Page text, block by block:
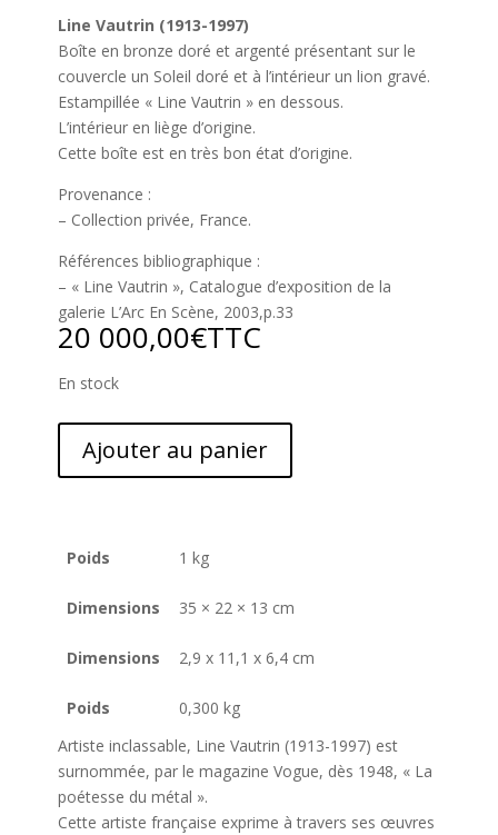
Line Vautrin (1913-1997)
Boîte en bronze doré et argenté présentant sur le
couvercle un Soleil doré et à l’intérieur un lion gravé.
Estampillée « Line Vautrin » en dessous.
L’intérieur en liège d’origine.
Cette boîte est en très bon état d’origine.
Provenance :
– Collection privée, France.
Références bibliographique :
– « Line Vautrin », Catalogue d’exposition de la
galerie L’Arc En Scène, 2003,p.33
20 000,00€TTC
En stock
Ajouter au panier
Poids 1 kg
Dimensions 35 × 22 × 13 cm
Dimensions 2,9 x 11,1 x 6,4 cm
Poids
0,300 kg
Artiste inclassable, Line Vautrin (1913-1997) est
surnommée, par le magazine Vogue, dès 1948, « La
poétesse du métal ».
Cette artiste française exprime à travers ses œuvres